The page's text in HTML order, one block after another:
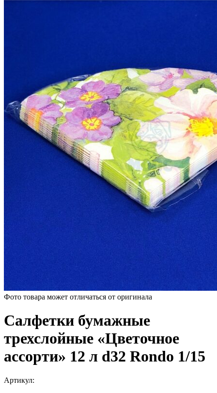
Фото товара может отличаться от оригинала
Салфетки бумажные
трехслойные «Цветочное
ассорти» 12 л d32 Rondo 1/15
Артикул: